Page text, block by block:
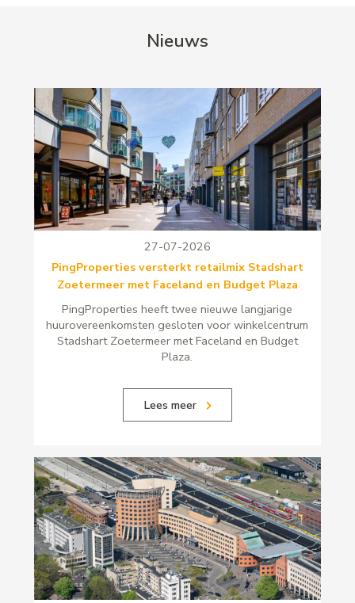
Nieuws
27-07-2026
PingProperties versterkt retailmix Stadshart
Zoetermeer met Faceland en Budget Plaza
PingProperties heeft twee nieuwe langjarige
huurovereenkomsten gesloten voor winkelcentrum
Stadshart Zoetermeer met Faceland en Budget
Plaza.
Lees meer